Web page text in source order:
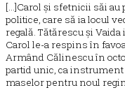
[...]Carol și sfetnicii săi
politice, care să ia locul
regală. Tătărescu și
Carol le-a respins în
Armând Călinescu în
partid unic, ca
maselor pentru noul